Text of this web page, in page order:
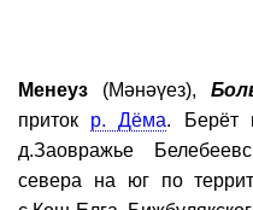
Менеуз (Мәнәүез),
приток р. Дёма. Берёт
д.Заовражье
севера на юг по